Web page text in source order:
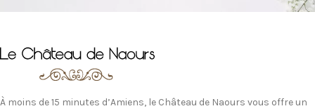
À moins de 15 minutes d’Amiens, le Château de Naours vous offre un